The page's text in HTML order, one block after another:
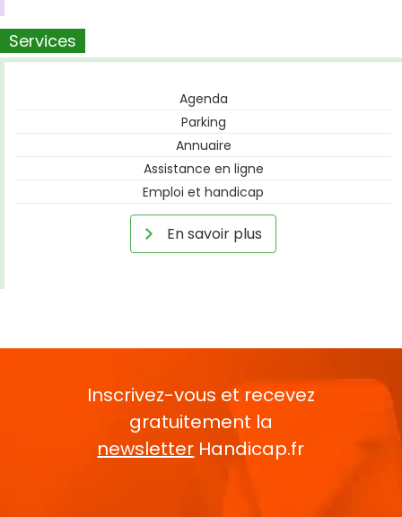
Services
Agenda
Parking
Annuaire
Assistance en ligne
Emploi et handicap
En savoir plus
Inscrivez-vous et recevez
gratuitement la
newsletter Handicap.fr